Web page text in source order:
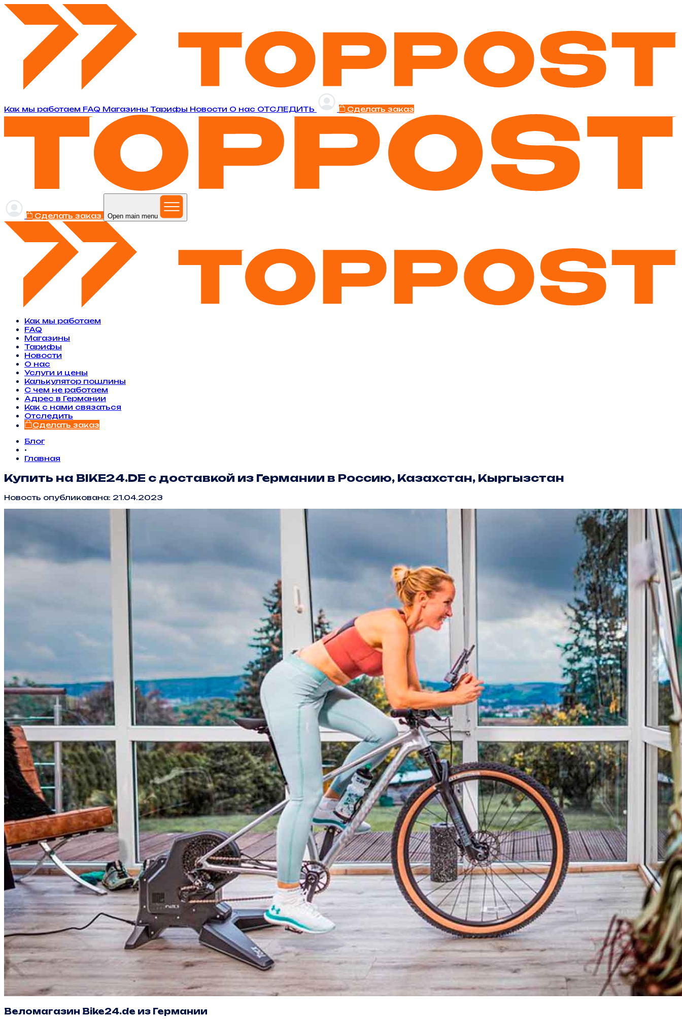
Как мы работаем FAQ Магазины Тарифы Новости O нас ОТСЛЕДИТЬ Сделать заказ
Сделать заказ Open main menu
Как мы работаем
FAQ
Магазины
Тарифы
Новости
O нас
Услуги и цены
Калькулятор пошлины
С чем не работаем
Адрес в Германии
Как с нами связаться
Отследить
Сделать заказ
Блог
•
Главная
Купить на BIKE24.DE с доставкой из Германии в Россию, Казахстан, Кыргызстан
Новость опубликована: 21.04.2023
Веломагазин Bike24.de из Германии